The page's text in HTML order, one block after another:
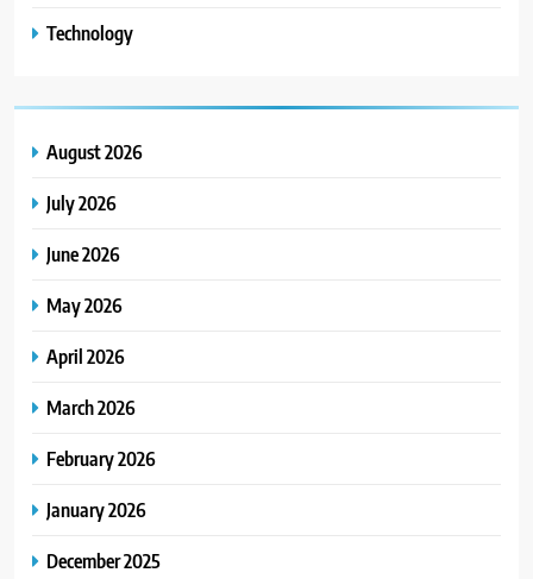
Technology
August 2026
July 2026
June 2026
May 2026
April 2026
March 2026
February 2026
January 2026
December 2025